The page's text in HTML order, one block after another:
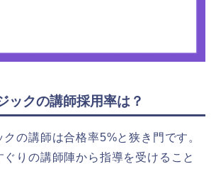
ックの講師採用率は？
の講師は合格率5%と狭き門です。
りの講師陣から指導を受けること